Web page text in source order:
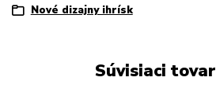
Nové dizajny ihrísk
Súvisiaci tovar